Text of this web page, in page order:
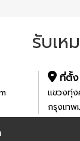
รับเห
ที่ตั้ง
แขวงทุ่ง
กรุงเทพ